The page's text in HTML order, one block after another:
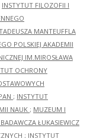
INSTYTUT FILOZOFII I
MANTEUFFLA
POLSKIEJ AKADEMII
IM.MIROSŁAWA
OCHRONY
; INSTYTUT
NAUK ; MUZEUM I
BADAWCZA ŁUKASIEWICZ
; INSTYTUT